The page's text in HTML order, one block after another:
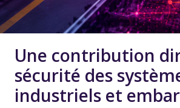
Une contribution
sécurité des
industriels et